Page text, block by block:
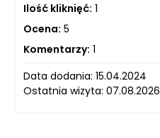
Ilość kliknięć: 1
Ocena: 5
Komentarzy: 1
Data dodania: 15.04.2024
Ostatnia wizyta: 07.08.2026